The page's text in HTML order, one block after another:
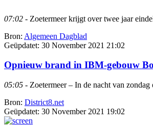
07:02 - Zoetermeer krijgt over twee jaar
Bron: Algemeen Dagblad
Geüpdatet: 30 November 2021 21:02
Opnieuw brand in IBM-gebouw
05:05 - Zoetermeer – In de nacht van
Bron: District8.net
Geüpdatet: 30 November 2021 19:02